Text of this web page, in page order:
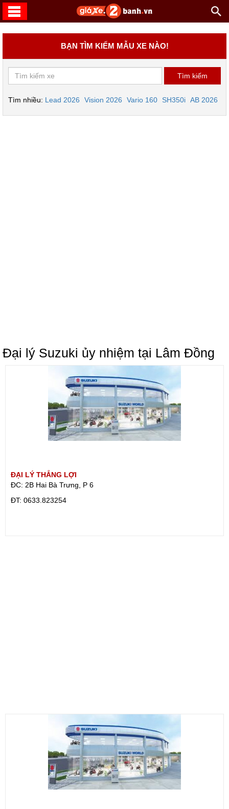
BẠN TÌM KIẾM MẪU XE NÀO!
Tìm nhiều: Lead 2026 Vision 2026 Vario 160 SH350i AB 2026
Đại lý Suzuki ủy nhiệm tại Lâm Đồng
ĐẠI LÝ THẮNG LỢI
ĐC: 2B Hai Bà Trưng, P 6
ÐT: 0633.823254